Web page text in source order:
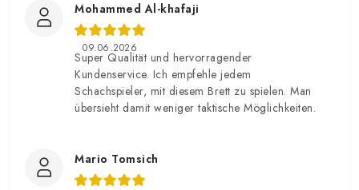
Mohammed Al-khafaji
09.06.2026
Super Qualität und hervorragender
Kundenservice. Ich empfehle jedem
Schachspieler, mit diesem Brett zu spielen. Man
übersieht damit weniger taktische Möglichkeiten.
Mario Tomsich